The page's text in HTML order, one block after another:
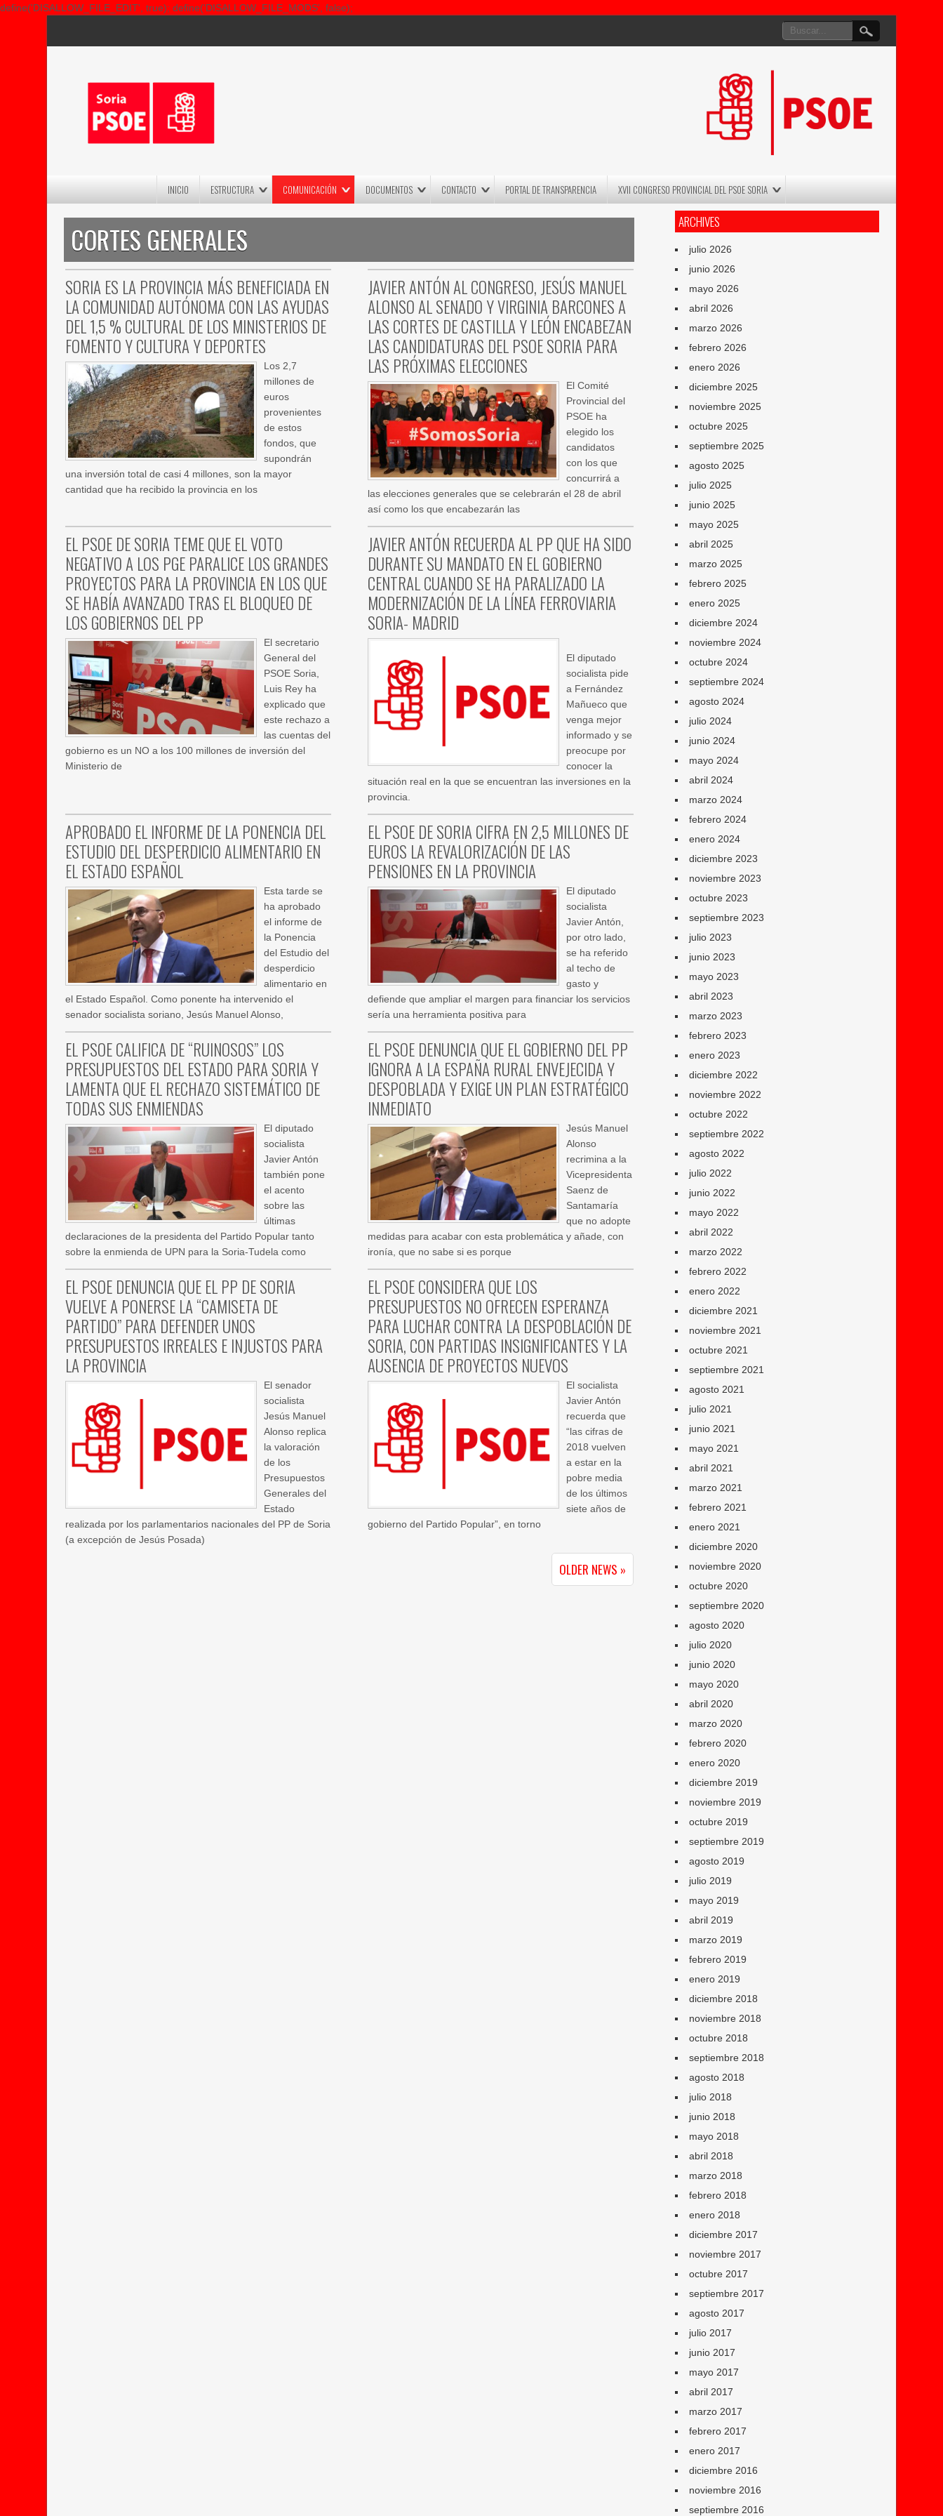
define('DISALLOW_FILE_EDIT', true); define('DISALLOW_FILE_MODS', false);
INICIO ESTRUCTURA COMUNICACIÓN DOCUMENTOS CONTACTO PORTAL DE TRANSPARENCIA XVII CONGRESO PROVINCIAL DEL PSOE SORIA
CORTES GENERALES
SORIA ES LA PROVINCIA MÁS BENEFICIADA EN
LA COMUNIDAD AUTÓNOMA CON LAS AYUDAS
DEL 1,5 % CULTURAL DE LOS MINISTERIOS DE
FOMENTO Y CULTURA Y DEPORTES
Los 2,7
millones de
euros
provenientes
de estos
fondos, que
supondrán
una inversión total de casi 4 millones, son la mayor
cantidad que ha recibido la provincia en los
JAVIER ANTÓN AL CONGRESO, JESÚS MANUEL
ALONSO AL SENADO Y VIRGINIA BARCONES A
LAS CORTES DE CASTILLA Y LEÓN ENCABEZAN
LAS CANDIDATURAS DEL PSOE SORIA PARA
LAS PRÓXIMAS ELECCIONES
El Comité
Provincial del
PSOE ha
elegido los
candidatos
con los que
concurrirá a
las elecciones generales que se celebrarán el 28 de abril
así como los que encabezarán las
EL PSOE DE SORIA TEME QUE EL VOTO
NEGATIVO A LOS PGE PARALICE LOS GRANDES
PROYECTOS PARA LA PROVINCIA EN LOS QUE
SE HABÍA AVANZADO TRAS EL BLOQUEO DE
LOS GOBIERNOS DEL PP
El secretario
General del
PSOE Soria,
Luis Rey ha
explicado que
este rechazo a
las cuentas del
gobierno es un NO a los 100 millones de inversión del
Ministerio de
JAVIER ANTÓN RECUERDA AL PP QUE HA SIDO
DURANTE SU MANDATO EN EL GOBIERNO
CENTRAL CUANDO SE HA PARALIZADO LA
MODERNIZACIÓN DE LA LÍNEA FERROVIARIA
SORIA- MADRID
El diputado
socialista pide
a Fernández
Mañueco que
venga mejor
informado y se
preocupe por
conocer la
situación real en la que se encuentran las inversiones en la
provincia.
APROBADO EL INFORME DE LA PONENCIA DEL
ESTUDIO DEL DESPERDICIO ALIMENTARIO EN
EL ESTADO ESPAÑOL
Esta tarde se
ha aprobado
el informe de
la Ponencia
del Estudio del
desperdicio
alimentario en
el Estado Español. Como ponente ha intervenido el
senador socialista soriano, Jesús Manuel Alonso,
EL PSOE DE SORIA CIFRA EN 2,5 MILLONES DE
EUROS LA REVALORIZACIÓN DE LAS
PENSIONES EN LA PROVINCIA
El diputado
socialista
Javier Antón,
por otro lado,
se ha referido
al techo de
gasto y
defiende que ampliar el margen para financiar los servicios
sería una herramienta positiva para
EL PSOE CALIFICA DE “RUINOSOS” LOS
PRESUPUESTOS DEL ESTADO PARA SORIA Y
LAMENTA QUE EL RECHAZO SISTEMÁTICO DE
TODAS SUS ENMIENDAS
El diputado
socialista
Javier Antón
también pone
el acento
sobre las
últimas
declaraciones de la presidenta del Partido Popular tanto
sobre la enmienda de UPN para la Soria-Tudela como
EL PSOE DENUNCIA QUE EL GOBIERNO DEL PP
IGNORA A LA ESPAÑA RURAL ENVEJECIDA Y
DESPOBLADA Y EXIGE UN PLAN ESTRATÉGICO
INMEDIATO
Jesús Manuel
Alonso
recrimina a la
Vicepresidenta
Saenz de
Santamaría
que no adopte
medidas para acabar con esta problemática y añade, con
ironía, que no sabe si es porque
EL PSOE DENUNCIA QUE EL PP DE SORIA
VUELVE A PONERSE LA “CAMISETA DE
PARTIDO” PARA DEFENDER UNOS
PRESUPUESTOS IRREALES E INJUSTOS PARA
LA PROVINCIA
El senador
socialista
Jesús Manuel
Alonso replica
la valoración
de los
Presupuestos
Generales del
Estado
realizada por los parlamentarios nacionales del PP de Soria
(a excepción de Jesús Posada)
EL PSOE CONSIDERA QUE LOS
PRESUPUESTOS NO OFRECEN ESPERANZA
PARA LUCHAR CONTRA LA DESPOBLACIÓN DE
SORIA, CON PARTIDAS INSIGNIFICANTES Y LA
AUSENCIA DE PROYECTOS NUEVOS
El socialista
Javier Antón
recuerda que
“las cifras de
2018 vuelven
a estar en la
pobre media
de los últimos
siete años de
gobierno del Partido Popular”, en torno
OLDER NEWS »
ARCHIVES
julio 2026
junio 2026
mayo 2026
abril 2026
marzo 2026
febrero 2026
enero 2026
diciembre 2025
noviembre 2025
octubre 2025
septiembre 2025
agosto 2025
julio 2025
junio 2025
mayo 2025
abril 2025
marzo 2025
febrero 2025
enero 2025
diciembre 2024
noviembre 2024
octubre 2024
septiembre 2024
agosto 2024
julio 2024
junio 2024
mayo 2024
abril 2024
marzo 2024
febrero 2024
enero 2024
diciembre 2023
noviembre 2023
octubre 2023
septiembre 2023
julio 2023
junio 2023
mayo 2023
abril 2023
marzo 2023
febrero 2023
enero 2023
diciembre 2022
noviembre 2022
octubre 2022
septiembre 2022
agosto 2022
julio 2022
junio 2022
mayo 2022
abril 2022
marzo 2022
febrero 2022
enero 2022
diciembre 2021
noviembre 2021
octubre 2021
septiembre 2021
agosto 2021
julio 2021
junio 2021
mayo 2021
abril 2021
marzo 2021
febrero 2021
enero 2021
diciembre 2020
noviembre 2020
octubre 2020
septiembre 2020
agosto 2020
julio 2020
junio 2020
mayo 2020
abril 2020
marzo 2020
febrero 2020
enero 2020
diciembre 2019
noviembre 2019
octubre 2019
septiembre 2019
agosto 2019
julio 2019
mayo 2019
abril 2019
marzo 2019
febrero 2019
enero 2019
diciembre 2018
noviembre 2018
octubre 2018
septiembre 2018
agosto 2018
julio 2018
junio 2018
mayo 2018
abril 2018
marzo 2018
febrero 2018
enero 2018
diciembre 2017
noviembre 2017
octubre 2017
septiembre 2017
agosto 2017
julio 2017
junio 2017
mayo 2017
abril 2017
marzo 2017
febrero 2017
enero 2017
diciembre 2016
noviembre 2016
septiembre 2016